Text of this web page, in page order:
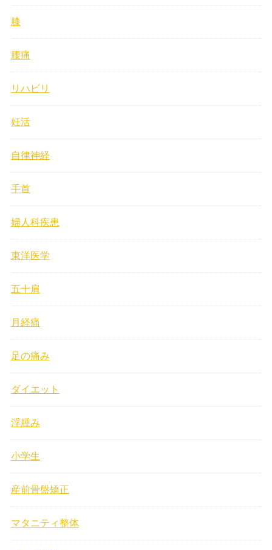
膝
腰痛
リハビリ
妊活
自律神経
手首
婦人科疾患
東洋医学
五十肩
月経痛
足の痛み
ダイエット
浮腫み
小学生
産前骨盤矯正
マタニティ整体